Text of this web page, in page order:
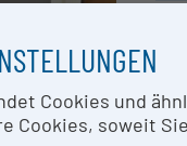
Cookies und
Cookies, soweit